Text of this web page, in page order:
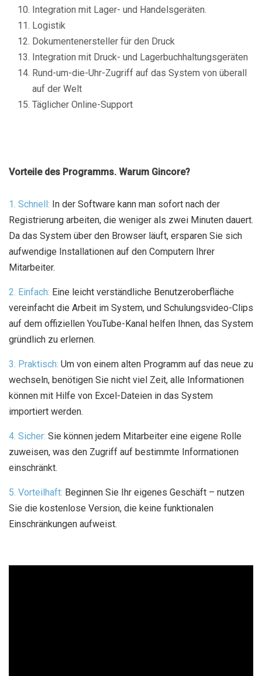
Integration mit Lager- und Handelsgeräten.
Logistik
Dokumentenersteller für den Druck
Integration mit Druck- und Lagerbuchhaltungsgeräten
Rund-um-die-Uhr-Zugriff auf das System von überall
auf der Welt
Täglicher Online-Support
Vorteile des Programms. Warum Gincore?
1. Schnell: In der Software kann man sofort nach der
Registrierung arbeiten, die weniger als zwei Minuten dauert.
Da das System über den Browser läuft, ersparen Sie sich
aufwendige Installationen auf den Computern Ihrer
Mitarbeiter.
2. Einfach: Eine leicht verständliche Benutzeroberfläche
vereinfacht die Arbeit im System, und Schulungsvideo-Clips
auf dem offiziellen YouTube-Kanal helfen Ihnen, das System
gründlich zu erlernen.
3. Praktisch: Um von einem alten Programm auf das neue zu
wechseln, benötigen Sie nicht viel Zeit, alle Informationen
können mit Hilfe von Excel-Dateien in das System
importiert werden.
4. Sicher: Sie können jedem Mitarbeiter eine eigene Rolle
zuweisen, was den Zugriff auf bestimmte Informationen
einschränkt.
5. Vorteilhaft: Beginnen Sie Ihr eigenes Geschäft – nutzen
Sie die kostenlose Version, die keine funktionalen
Einschränkungen aufweist.